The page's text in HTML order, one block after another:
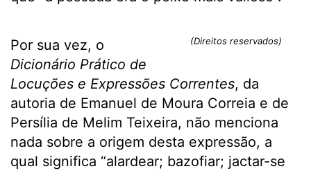
(Direitos reservados)
Por sua vez, o
Dicionário Prático de
Locuções e Expressões Correntes, da
autoria de Emanuel de Moura Correia e de
Persília de Melim Teixeira, não menciona
nada sobre a origem desta expressão, a
qual significa “alardear; bazofiar; jactar-se